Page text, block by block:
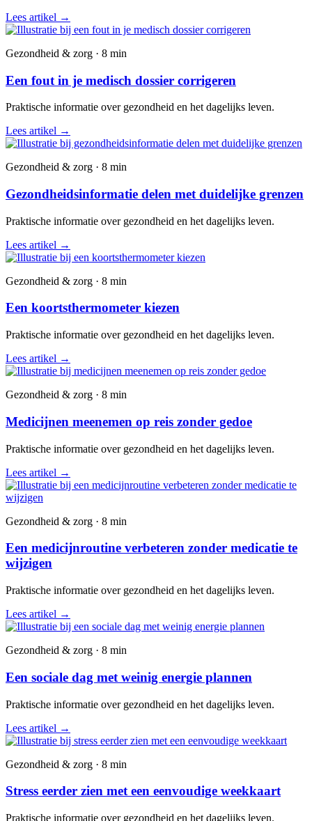
Lees artikel →
Gezondheid & zorg · 8 min
Een fout in je medisch dossier corrigeren
Praktische informatie over gezondheid en het dagelijks leven.
Lees artikel →
Gezondheid & zorg · 8 min
Gezondheidsinformatie delen met duidelijke grenzen
Praktische informatie over gezondheid en het dagelijks leven.
Lees artikel →
Gezondheid & zorg · 8 min
Een koortsthermometer kiezen
Praktische informatie over gezondheid en het dagelijks leven.
Lees artikel →
Gezondheid & zorg · 8 min
Medicijnen meenemen op reis zonder gedoe
Praktische informatie over gezondheid en het dagelijks leven.
Lees artikel →
Gezondheid & zorg · 8 min
Een medicijnroutine verbeteren zonder medicatie te
wijzigen
Praktische informatie over gezondheid en het dagelijks leven.
Lees artikel →
Gezondheid & zorg · 8 min
Een sociale dag met weinig energie plannen
Praktische informatie over gezondheid en het dagelijks leven.
Lees artikel →
Gezondheid & zorg · 8 min
Stress eerder zien met een eenvoudige weekkaart
Praktische informatie over gezondheid en het dagelijks leven.